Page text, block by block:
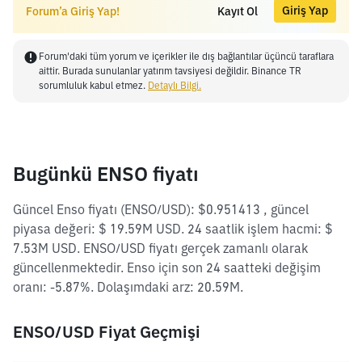
Forum’a Giriş Yap! Kayıt Ol Giriş Yap
Forum'daki tüm yorum ve içerikler ile dış bağlantılar üçüncü taraflara
aittir. Burada sunulanlar yatırım tavsiyesi değildir. Binance TR
sorumluluk kabul etmez. Detaylı Bilgi.
Bugünkü ENSO fiyatı
Güncel Enso fiyatı (ENSO/USD): $0.951413 , güncel
piyasa değeri: $ 19.59M USD. 24 saatlik işlem hacmi: $
7.53M USD. ENSO/USD fiyatı gerçek zamanlı olarak
güncellenmektedir. Enso için son 24 saatteki değişim
oranı: -5.87%. Dolaşımdaki arz: 20.59M.
ENSO/USD Fiyat Geçmişi